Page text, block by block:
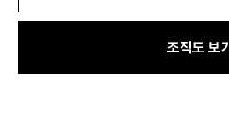
조직도 보기